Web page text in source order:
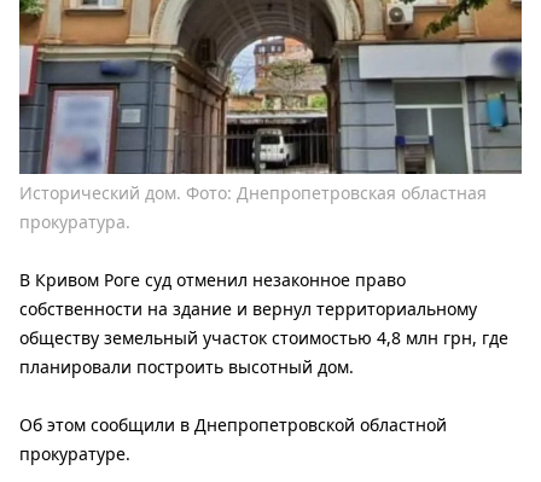
Исторический дом. Фото: Днепропетровская областная
прокуратура.
В Кривом Роге суд отменил незаконное право
собственности на здание и вернул территориальному
обществу земельный участок стоимостью 4,8 млн грн, где
планировали построить высотный дом.
Об этом сообщили в Днепропетровской областной
прокуратуре.